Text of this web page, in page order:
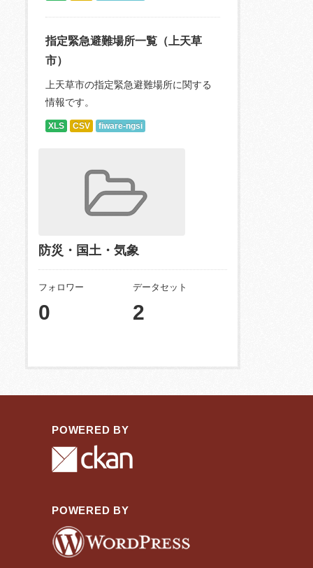
指定緊急避難場所一覧（上天草
市）
上天草市の指定緊急避難場所に関する
情報です。
XLS CSV fiware-ngsi
防災・国土・気象
フォロワー
0
データセット
2
POWERED BY
POWERED BY